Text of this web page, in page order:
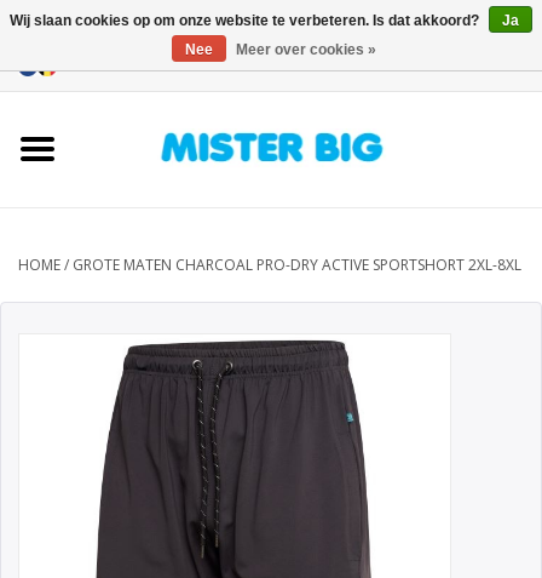
Onze Winkel
HOME/ GROTE MATEN CHARCOAL PRO-DRY ACTIVE SPORTSHORT 2XL-8XL
Wij slaan cookies op om onze website te verbeteren. Is dat akkoord?
Ja
Nee
Meer over cookies »